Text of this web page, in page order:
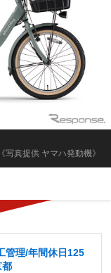
《写真提供 ヤマハ発動機》
管理/年間休日125
都